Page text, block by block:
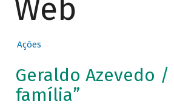
Web
Ações
Geraldo Azevedo /
família”